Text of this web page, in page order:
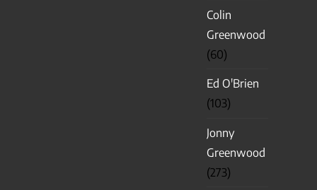
Colin
Greenwood
(60)
Ed O'Brien
(103)
Jonny
Greenwood
(273)